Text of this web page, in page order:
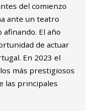
del comienzo
ante un teatro
El año
de actuar
En 2023 el
más prestigiosos
las principales